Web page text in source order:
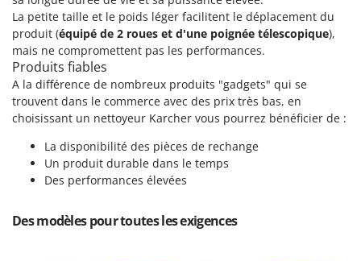
Machines pour la transformation des fruits
Machines sous vide
Motobineuses
Motoculteurs
Motofaucheuses
Motopompes pour irrigation
Moulins à céréales électriques
Famag
Famur
FARMER
FBC
Ferrari Group
Ferrua
FIAC
Fimar
La petite taille et le poids léger facilitent le déplacement du
produit (équipé de 2 roues et d'une poignée télescopique),
mais ne compromettent pas les performances.
Produits fiables
A la différence de nombreux produits "gadgets" qui se
trouvent dans le commerce avec des prix très bas, en
choisissant un nettoyeur Karcher vous pourrez bénéficier de :
La disponibilité des pièces de rechange
Un produit durable dans le temps
Des performances élevées
Des modèles pour toutes les exigences